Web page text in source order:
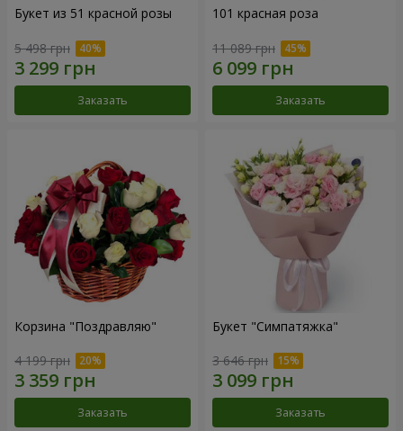
Букет из 51 красной розы
5 498 грн
Заказать
101 красная роза
11 089 грн
Заказать
Корзина "Поздравляю"
4 199 грн
Заказать
Букет "Симпатяжка"
3 646 грн
Заказать